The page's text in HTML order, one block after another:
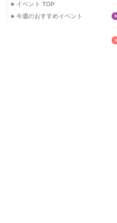
イベント TOP
今週のおすすめイベント